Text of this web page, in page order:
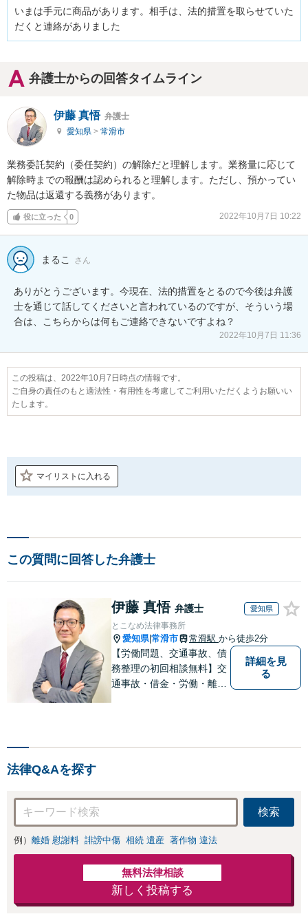
いまは手元に商品があります。相手は、法的措置を取らせていた
だくと連絡がありました
弁護士からの回答タイムライン
伊藤 真悟 弁護士
愛知県 > 常滑市
業務委託契約（委任契約）の解除だと理解します。業務量に応じて
解除時までの報酬は認められると理解します。ただし、預かってい
た物品は返還する義務があります。
役に立った 0 2022年10月7日 10:22
まるこ さん
ありがとうございます。今現在、法的措置をとるので今後は弁護
士を通じて話してくださいと言われているのですが、そういう場
合は、こちらからは何もご連絡できないですよね？
2022年10月7日 11:36
この投稿は、2022年10月7日時点の情報です。
ご自身の責任のもと適法性・有用性を考慮してご利用いただくようお願いい
たします。
マイリストに入れる
この質問に回答した弁護士
伊藤 真悟 弁護士 愛知県
とこなめ法律事務所
愛知県|常滑市 常滑駅 から徒歩2分
【労働問題、交通事故、債
務整理の初回相談無料】交
通事故・借金・労働・離
詳細を見
る
法律Q&Aを探す
検索
例） 離婚 慰謝料 誹謗中傷 相続 遺産 著作物 違法
無料法律相談
新しく投稿する